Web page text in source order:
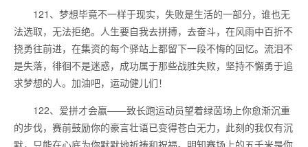
121、梦想毕竟不一样于现实，失败是生活的一部分，谁也无
法选取，无法拒绝。人生要自我去拼搏，去奋斗，在风雨中百折不
挠勇往前进，在集资的每个驿站上都留下一段不悔的回忆。流泪不
是失落，徘徊不是迷惑，成功属于那些战胜失败，坚持不懈勇于追
求梦想的人。加油吧，运动健儿们！
122、爱拼才会赢——致长跑运动员望着绿茵场上你愈渐沉重
的步伐，赛前鼓励你的豪言壮语已变得苍白无力，此刻的我仅有沉
默，只能在心底为你默默地祈祷和祝福。明知赛场上的五千米是你